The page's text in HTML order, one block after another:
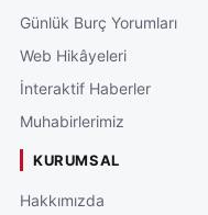
Günlük Burç Yorumları
Web Hikâyeleri
İnteraktif Haberler
Muhabirlerimiz
KURUMSAL
Hakkımızda